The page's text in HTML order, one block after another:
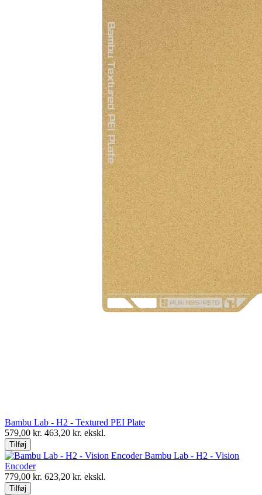
Bambu Lab - H2 - Textured PEI Plate
579,00 kr. 463,20 kr. ekskl.
Tilføj
Bambu Lab - H2 - Vision
Encoder
779,00 kr. 623,20 kr. ekskl.
Tilføj